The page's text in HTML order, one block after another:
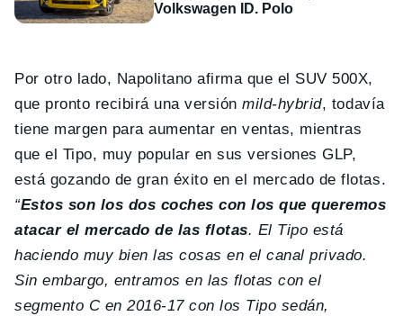
Volkswagen ID. Polo
Por otro lado, Napolitano afirma que el SUV 500X,
que pronto recibirá una versiónmild-hybrid, todavía
tiene margen para aumentar en ventas, mientras
que el Tipo, muy popular en sus versiones GLP,
está gozando de gran éxito en el mercado de flotas.
“Estos son los dos coches con los que queremos
atacar el mercado de las flotas. El Tipo está
haciendo muy bien las cosas en el canal privado.
Sin embargo, entramos en las flotas con el
segmento C en 2016-17 con los Tipo sedán,